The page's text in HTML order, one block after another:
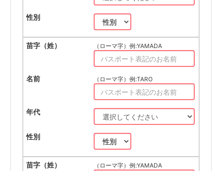
（ローマ字）例:YAMADA
（ローマ字）例:TARO
（ローマ字）例:YAMADA